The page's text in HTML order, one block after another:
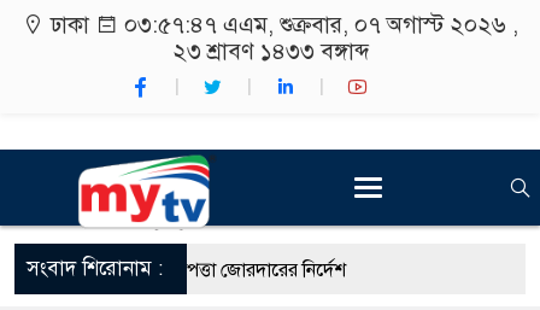
ঢাকা ০৩:৫৭:৪৮ এএম, শুক্রবার, ০৭ অগাস্ট ২০২৬ ,
২৩ শ্রাবণ ১৪৩৩ বঙ্গাব্দ
সংবাদ শিরোনাম :
সব বিমানবন্দরে নিরাপত্তা জোরদারের নির্দেশ